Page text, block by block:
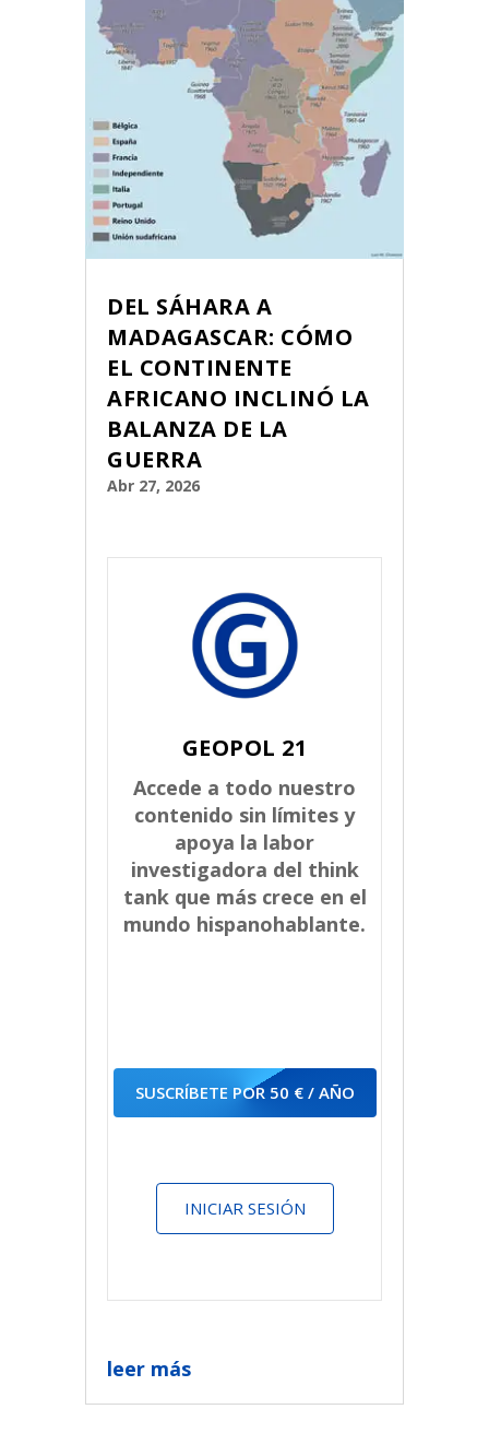
DEL SÁHARA A
MADAGASCAR: CÓMO
EL CONTINENTE
AFRICANO INCLINÓ LA
BALANZA DE LA
GUERRA
Abr 27, 2026
GEOPOL 21
Accede a todo nuestro
contenido sin límites y
apoya la labor
investigadora del think
tank que más crece en el
mundo hispanohablante.
SUSCRÍBETE POR 50 € / AÑO
INICIAR SESIÓN
leer más